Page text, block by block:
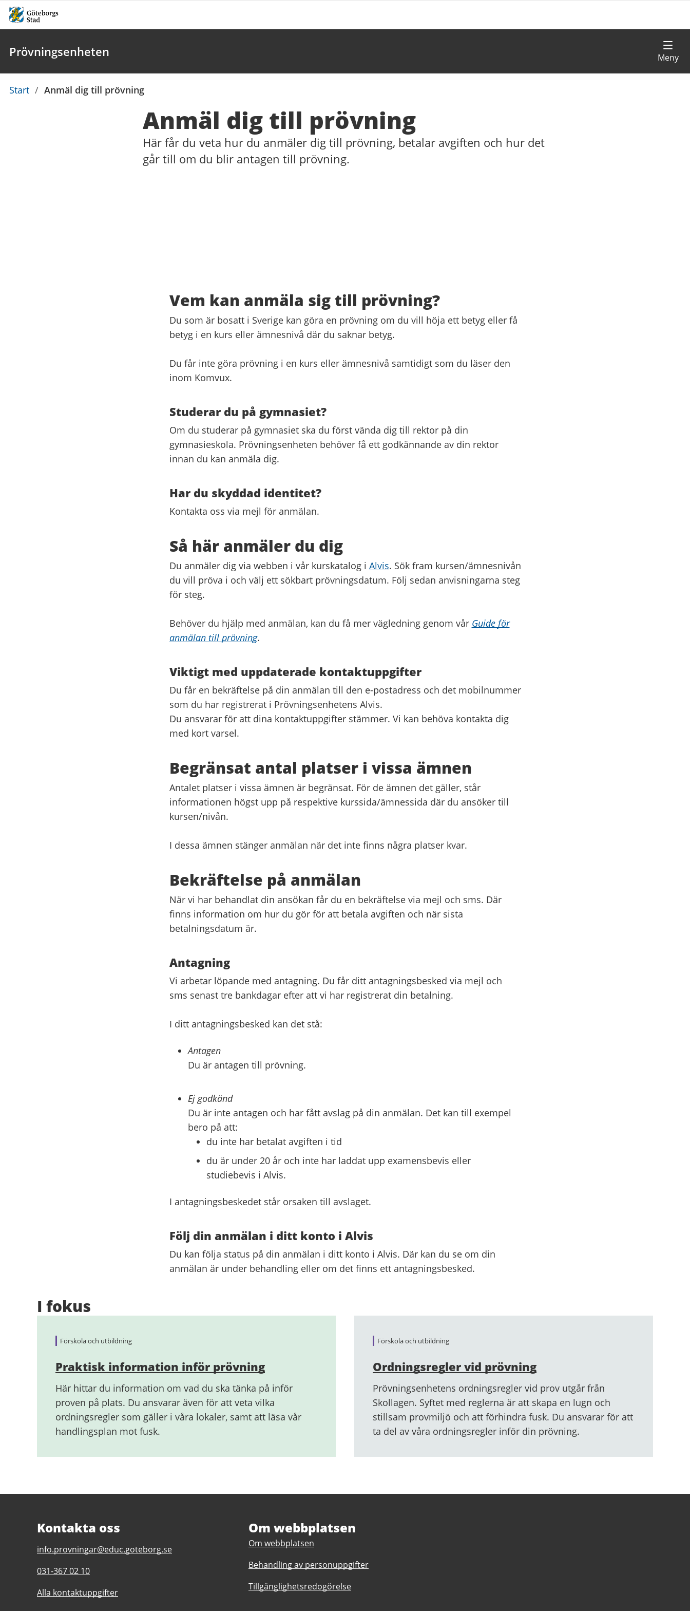
Prövningsenheten
Du
Start / Anmäl dig till prövning
Anmäl dig till prövning
Här får du veta hur du anmäler dig till prövning, betalar avgiften och hur det
går till om du blir antagen till prövning.
Vem kan anmäla sig till prövning?
Du som är bosatt i Sverige kan göra en prövning om du vill höja ett betyg eller få
betyg i en kurs eller ämnesnivå där du saknar betyg.
Du får inte göra prövning i en kurs eller ämnesnivå samtidigt som du läser den
inom Komvux.
Studerar du på gymnasiet?
Om du studerar på gymnasiet ska du först vända dig till rektor på din
gymnasieskola. Prövningsenheten behöver få ett godkännande av din rektor
innan du kan anmäla dig.
Har du skyddad identitet?
Kontakta oss via mejl för anmälan.
Så här anmäler du dig
Du anmäler dig via webben i vår kurskatalog i Alvis. Sök fram kursen/ämnesnivån
du vill pröva i och välj ett sökbart prövningsdatum. Följ sedan anvisningarna steg
för steg.
Behöver du hjälp med anmälan, kan du få mer vägledning genom vår Guide för
anmälan till prövning.
Viktigt med uppdaterade kontaktuppgifter
Du får en bekräftelse på din anmälan till den e-postadress och det mobilnummer
som du har registrerat i Prövningsenhetens Alvis.
Du ansvarar för att dina kontaktuppgifter stämmer. Vi kan behöva kontakta dig
med kort varsel.
Begränsat antal platser i vissa ämnen
Antalet platser i vissa ämnen är begränsat. För de ämnen det gäller, står
informationen högst upp på respektive kurssida/ämnessida där du ansöker till
kursen/nivån.
I dessa ämnen stänger anmälan när det inte finns några platser kvar.
Bekräftelse på anmälan
När vi har behandlat din ansökan får du en bekräftelse via mejl och sms. Där
finns information om hur du gör för att betala avgiften och när sista
betalningsdatum är.
Antagning
Vi arbetar löpande med antagning. Du får ditt antagningsbesked via mejl och
sms senast tre bankdagar efter att vi har registrerat din betalning.
I ditt antagningsbesked kan det stå:
Antagen
Du är antagen till prövning.
Ej godkänd
Du är inte antagen och har fått avslag på din anmälan. Det kan till exempel
bero på att:
du inte har betalat avgiften i tid
du är under 20 år och inte har laddat upp examensbevis eller
studiebevis i Alvis.
I antagningsbeskedet står orsaken till avslaget.
Följ din anmälan i ditt konto i Alvis
Du kan följa status på din anmälan i ditt konto i Alvis. Där kan du se om din
anmälan är under behandling eller om det finns ett antagningsbesked.
I fokus
Förskola och utbildning
Praktisk information inför prövning
Här hittar du information om vad du ska tänka på inför
proven på plats. Du ansvarar även för att veta vilka
ordningsregler som gäller i våra lokaler, samt att läsa vår
handlingsplan mot fusk.
Förskola och utbildning
Ordningsregler vid prövning
Prövningsenhetens ordningsregler vid prov utgår från
Skollagen. Syftet med reglerna är att skapa en lugn och
stillsam provmiljö och att förhindra fusk. Du ansvarar för att
ta del av våra ordningsregler inför din prövning.
Kontakta oss
E-
till
Prövningsenheten
info.provningar@educ.goteborg.se
Telefonnummer
Prövningsenheten
031-367 02 10
Alla kontaktuppgifter
Om webbplatsen
Om webbplatsen
Behandling av personuppgifter
Tillgänglighetsredogörelse